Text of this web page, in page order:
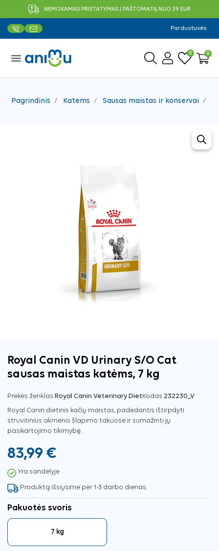
NEMOKAMAS PRISTATYMAS Į PAŠTOMATĄ NUO 39 EUR
Parduotuvės
menu 0 0
Pagrindinis Katėms Sausas maistas ir konservai
Royal Canin VD Urinary S/O Cat
sausas maistas katėms, 7 kg
Prekės ženklas Royal Canin Veterinary DietKodas 232230_V
Royal Canin dietinis kačių maistas, padedantis ištirpdyti
struvitinius akmenis šlapimo takuose ir sumažinti jų
pasikartojimo tikimybę.
83,99 €
Yra sandėlyje
Produktą išsiųsime per 1-3 darbo dienas.
Pakuotės svoris
7 kg